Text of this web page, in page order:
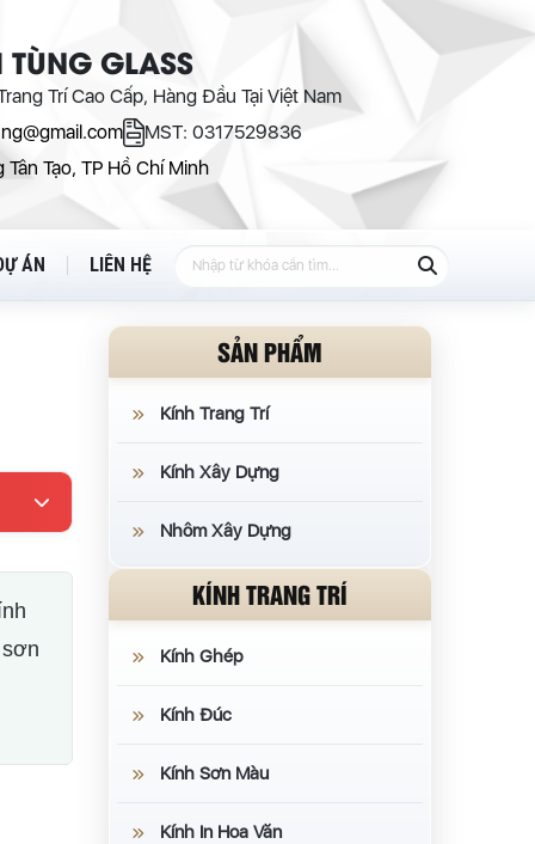
GLASS
Trí Cao Cấp, Hàng Đầu Tại Việt Nam
MST: 0317529836
Tạo, TP Hồ Chí Minh
ÁN LIÊN HỆ
SẢN PHẨM
Kính Trang Trí
Kính Xây Dựng
Nhôm Xây Dựng
KÍNH TRANG TRÍ
Kính Ghép
Kính Đúc
Kính Sơn Màu
Kính In Hoa Văn